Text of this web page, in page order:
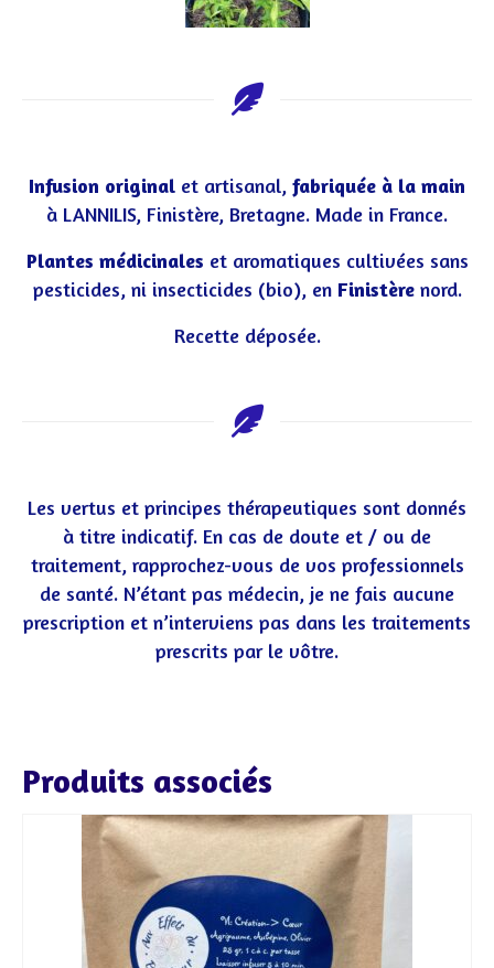
Infusion original et artisanal, fabriquée à la main
à LANNILIS, Finistère, Bretagne. Made in France.
Plantes médicinales et aromatiques cultivées sans
pesticides, ni insecticides (bio), en Finistèrenord.
Recette déposée.
Les vertus et principes thérapeutiques sont donnés
à titre indicatif. En cas de doute et / ou de
traitement, rapprochez-vous de vos professionnels
de santé. N’étant pas médecin, je ne fais aucune
prescription et n’interviens pas dans les traitements
prescrits par le vôtre.
Produits associés